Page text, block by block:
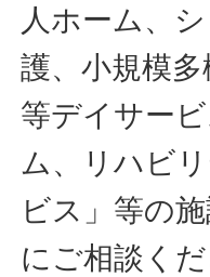
人ホーム、
護、小規模
等デイサー
ム、リハビ
ビス」等の
にご相談くだ